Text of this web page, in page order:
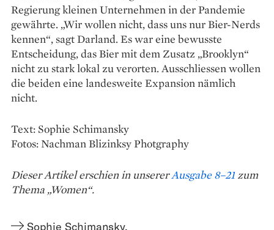
Regierung kleinen Unternehmen in der Pandemie
gewährte. „Wir wollen nicht, dass uns nur Bier-Nerds
kennen“, sagt Darland. Es war eine bewusste
Entscheidung, das Bier mit dem Zusatz „Brooklyn“
nicht zu stark lokal zu verorten. Ausschliessen wollen
die beiden eine landesweite Expansion nämlich
nicht.
Text: Sophie Schimansky
Fotos: Nachman Blizinksy Photgraphy
Dieser Artikel erschien in unsererAusgabe 8–21zum
Thema „Women“.
Sophie Schimansky,